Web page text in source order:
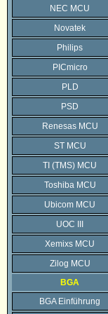
NEC MCU
Novatek
Philips
PICmicro
PLD
PSD
Renesas MCU
ST MCU
TI (TMS) MCU
Toshiba MCU
Ubicom MCU
UOC III
Xemixs MCU
Zilog MCU
BGA
BGA Einführung